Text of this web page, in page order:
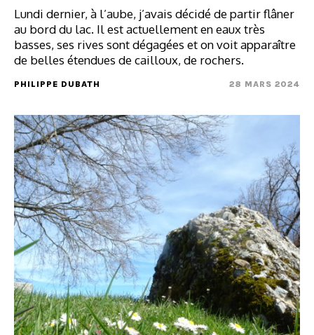
Lundi dernier, à l’aube, j’avais décidé de partir flâner
au bord du lac. Il est actuellement en eaux très
basses, ses rives sont dégagées et on voit apparaître
de belles étendues de cailloux, de rochers.
PHILIPPE DUBATH 28 MARS 2024